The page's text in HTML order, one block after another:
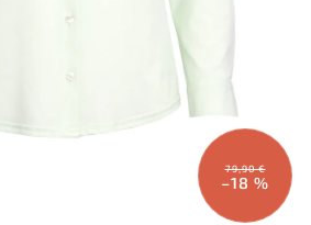
79,90 €
–18 %